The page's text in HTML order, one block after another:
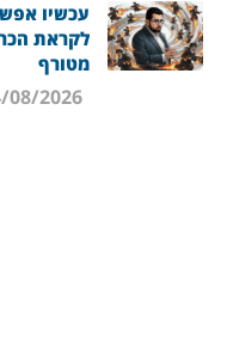
עכשיו
לקראת
מטורף